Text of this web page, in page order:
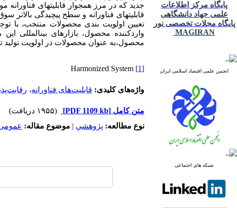
پایگاه مرکز اطلاعات
علمی جهاد دانشگاهی
پایگاه مجلات تخصصی نور
MAGIRAN
انجمن علمی اقتصاد اسلامی ایران
شبکه های اجتماعی
جدید که در مرز هم­جوار قابلیت­های
قابلیت­های فناورانه و سطح پیچیدگی بالاتر
تعیین اولویت بندی محصولات منتخب، با
محصول،به عنوان محصولات در اولویت تولید
[1]
واژه‌های کلیدی: قابلیت‌های فناورانه،
متن کامل [PDF 1109 kb]
(۱۹۵۵ دریافت)
نوع مطالعه: پژوهشي | موضوع مقاله: